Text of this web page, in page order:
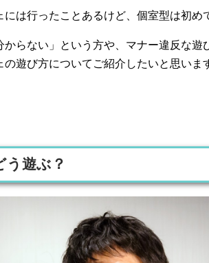
には行ったことあるけど、個室型は初め
らない」という方や、マナー違反な遊
遊び方についてご紹介したいと思いま
う遊ぶ？